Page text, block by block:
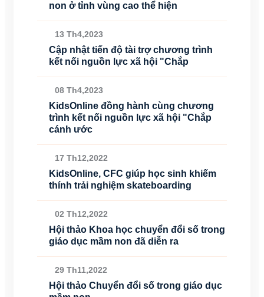
non ở tỉnh vùng cao thể hiện
13 Th4,2023
Cập nhật tiến độ tài trợ chương trình
kết nối nguồn lực xã hội "Chắp
08 Th4,2023
KidsOnline đồng hành cùng chương
trình kết nối nguồn lực xã hội "Chắp
cánh ước
17 Th12,2022
KidsOnline, CFC giúp học sinh khiếm
thính trải nghiệm skateboarding
02 Th12,2022
Hội thảo Khoa học chuyển đổi số trong
giáo dục mầm non đã diễn ra
29 Th11,2022
Hội thảo Chuyển đổi số trong giáo dục